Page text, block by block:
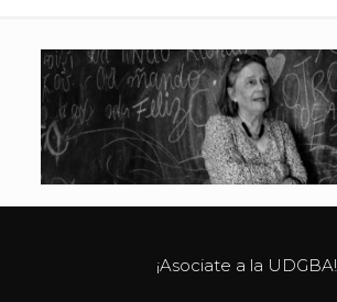
¡Asociate a la UDGBA!